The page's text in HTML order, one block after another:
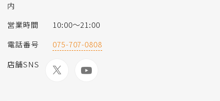
内
営業時間
10:00〜21:00
電話番号
075-707-0808
店舗SNS